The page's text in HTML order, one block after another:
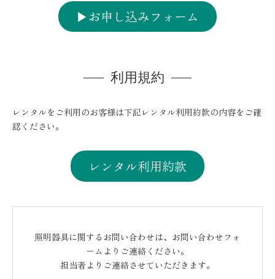
▶︎お申し込みフォーム
利用規約
レンタルをご利用のお客様は下記レンタル利用約款の内容をご確
認ください。
レンタル利用約款
照明器具に関するお問い合わせは、お問い合わせフォ
ームよりご連絡ください。
担当者よりご連絡させていただきます。